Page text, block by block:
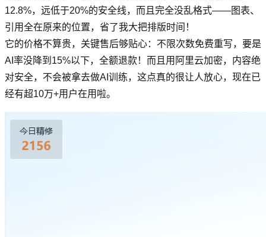
12.8%，远低于20%的安全线，而且完全没乱格式——图表、
引用全在原来的位置，省了我大把排版时间！
它的价格不算贵，关键售后够贴心：不限次数免费重写，要是
AI率没降到15%以下，全额退款！而且用阿里云加密，内容绝
对安全，不会被拿去做AI训练，这点真的很让人放心，现在已
经有超10万+用户在用啦。